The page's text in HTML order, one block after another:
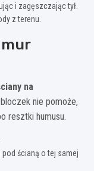
i zagęszczając tył.
z terenu.
na
nie pomoże,
resztki humusu.
pod ścianą o tej samej